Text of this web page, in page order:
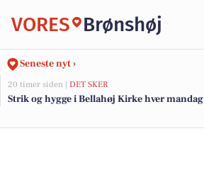
VORES Brønshøj
Seneste nyt ›
20 timer siden | DET SKER
Strik og hygge i Bellahøj Kirke hver mandag